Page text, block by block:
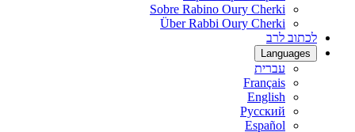
Sobre Rabino Oury Cherki
Über Rabbi Oury Cherki
לכתוב לרב
Languages
עברית
Français
English
Русский
Español